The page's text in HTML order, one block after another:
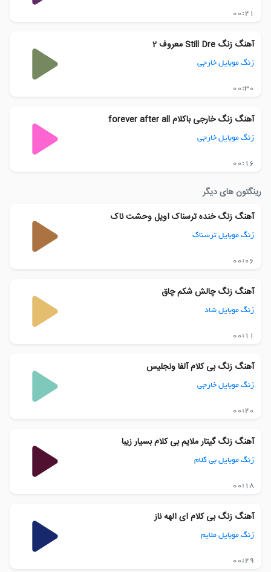
00:21
آهنگ زنگ Still Dre معروف 2
زنگ موبایل خارجی
00:30
آهنگ زنگ خارجی باکلام forever after all
زنگ موبایل خارجی
00:16
رینگتون های دیگر
آهنگ زنگ خنده ترسناک اویل وحشت ناک
زنگ موبایل ترسناک
00:06
آهنگ زنگ چالش شکم چاق
زنگ موبایل شاد
00:11
آهنگ زنگ بی کلام آلفا ونجلیس
زنگ موبایل خارجی
00:20
آهنگ زنگ گیتار ملایم بی کلام بسیار زیبا
زنگ موبایل بی کلام
00:18
آهنگ زنگ بی کلام ای الهه ناز
زنگ موبایل ملایم
00:29